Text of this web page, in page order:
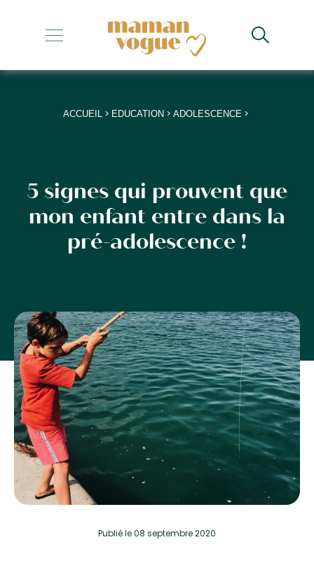
+
+
+
+
ACCUEIL > EDUCATION > ADOLESCENCE >
5 signes qui prouvent que
mon enfant entre dans la
pré-adolescence !
Publiéle 08 septembre 2020